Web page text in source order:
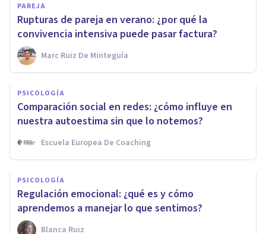
PAREJA
Rupturas de pareja en verano: ¿por qué la
convivencia intensiva puede pasar factura?
Marc Ruiz De Minteguía
PSICOLOGÍA
Comparación social en redes: ¿cómo influye en
nuestra autoestima sin que lo notemos?
Escuela Europea De Coaching
PSICOLOGÍA
Regulación emocional: ¿qué es y cómo
aprendemos a manejar lo que sentimos?
Blanca Ruiz